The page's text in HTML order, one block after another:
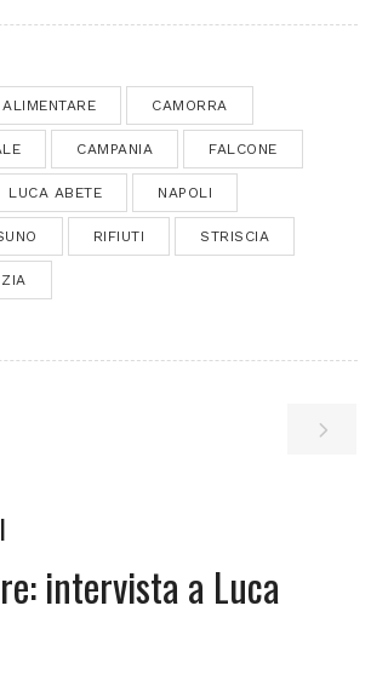
CAMORRA
CAMPANIA FALCONE
LUCA ABETE NAPOLI
RIFIUTI STRISCIA
intervista a Luca